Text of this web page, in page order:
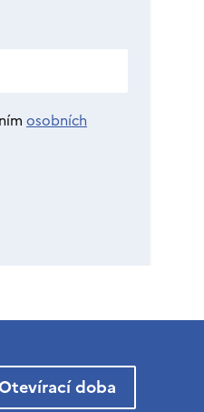
osobních
Otevírací doba